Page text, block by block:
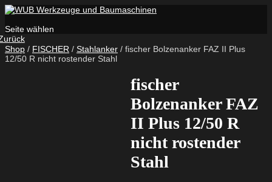
Seite wählen
Shop / FISCHER / Stahlanker / fischer Bolzenanker FAZ II Plus
12/50 R nicht rostender Stahl
fischer
Bolzenanker FAZ
II Plus 12/50 R
nicht rostender
Stahl